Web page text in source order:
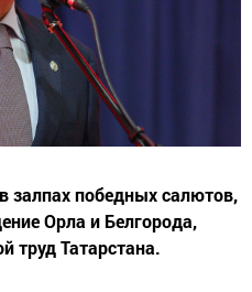
залпах победных салютов,
Орла и Белгорода,
труд Татарстана.